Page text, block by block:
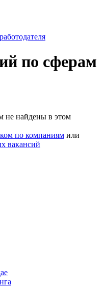
по сферам
не найдены в этом
по компаниям или
вакансий